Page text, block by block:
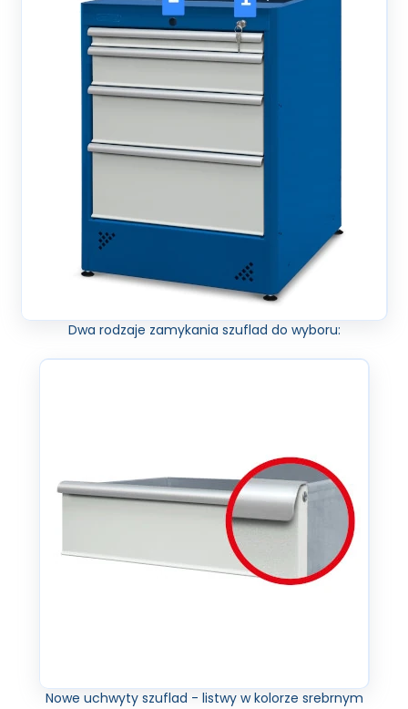
Dwa rodzaje zamykania szuflad do wyboru:
Nowe uchwyty szuflad - listwy w kolorze srebrnym